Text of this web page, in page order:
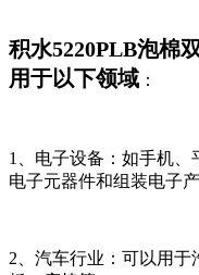
积水5220PLB泡棉
用于以下领域 ：
1、电子设备：如手机
电子元器件和组装电子产
2、汽车行业：可以用于